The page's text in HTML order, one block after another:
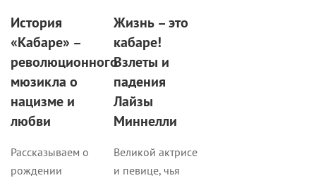
История
«Кабаре» –
революционного
мюзикла о
нацизме и
любви
Рассказываем о
рождении
Жизнь – это
кабаре!
Взлеты и
падения
Лайзы
Миннелли
Великой актрисе
и певице, чья